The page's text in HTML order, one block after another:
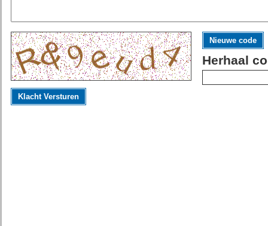
Nieuwe code
Herhaal
Klacht Versturen